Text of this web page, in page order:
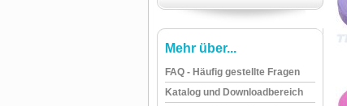
Mehr über...
FAQ - Häufig gestellte Fragen
Katalog und Downloadbereich